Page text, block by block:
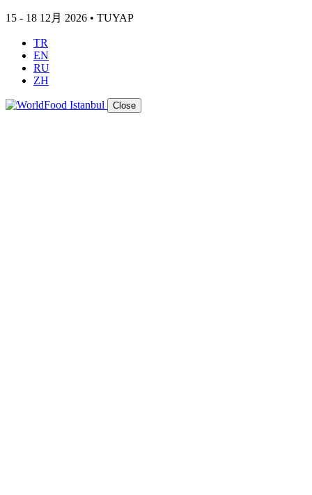
15 - 18 12月 2026 • TUYAP
TR
EN
RU
ZH
Close